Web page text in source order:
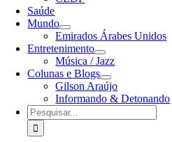
Saúde
Mundo
Emirados Árabes Unidos
Entretenimento
Música / Jazz
Colunas e Blogs
Gilson Araújo
Informando & Detonando
Buscar
resultados
para: